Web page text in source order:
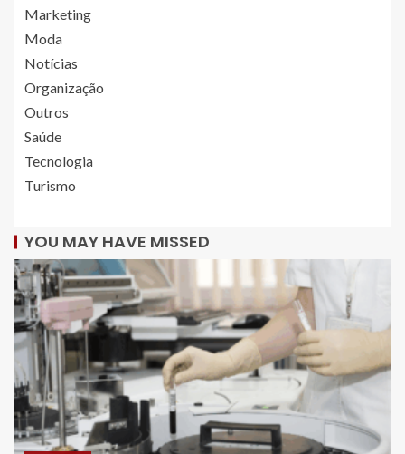
Marketing
Moda
Notícias
Organização
Outros
Saúde
Tecnologia
Turismo
YOU MAY HAVE MISSED